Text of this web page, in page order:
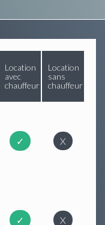
Location
avec
chauffeur
Location
sans
chauffeur
✓ X
✓ X